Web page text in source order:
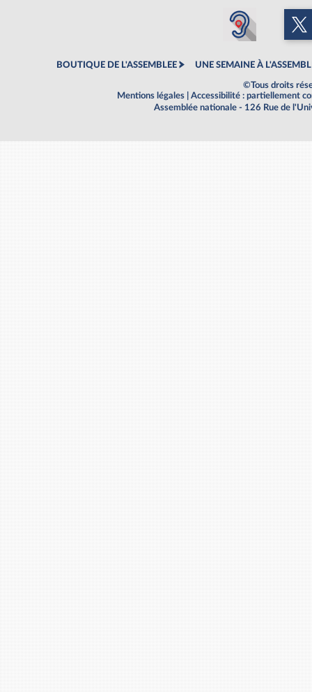
BOUTIQUE DE L'ASSEMBLEE UNE SEMAINE À
©Tous droits
Mentions légales
Accessibilité : partiellement
Assemblée nationale - 126 Rue de